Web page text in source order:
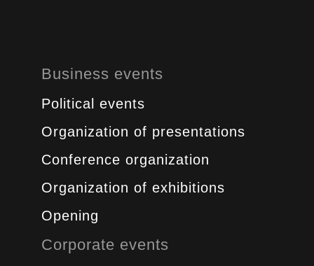
Business events
Political events
Organization of presentations
Conference organization
Organization of exhibitions
Opening
Corporate events